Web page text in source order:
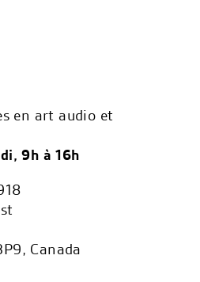
en art audio et
9h à 16h
Canada